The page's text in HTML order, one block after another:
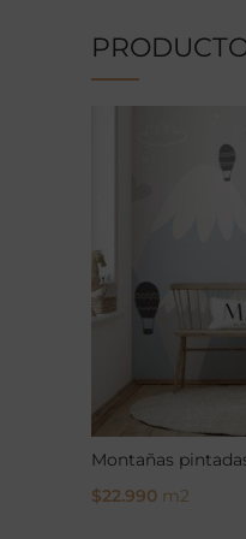
Montañas
$22.990 m2